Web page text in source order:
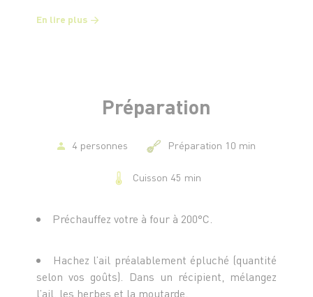
En lire plus
Préparation
4 personnes Préparation 10 min
Cuisson 45 min
Préchauffez votre à four à 200°C.
Hachez l’ail préalablement épluché (quantité
selon vos goûts). Dans un récipient, mélangez
l’ail, les herbes et la moutarde.